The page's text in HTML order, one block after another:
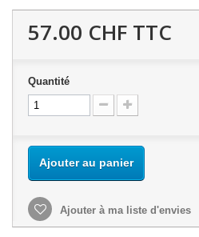
57.00 CHF TTC
Quantité
Ajouter au panier
Ajouter à ma liste d'envies